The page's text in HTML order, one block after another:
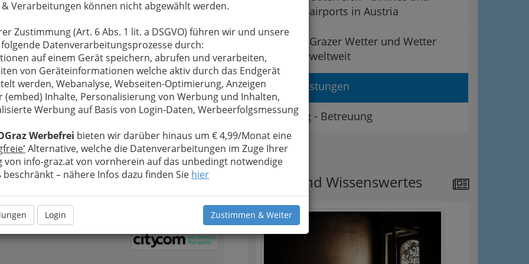
& Verarbeitungen können nicht abgewählt werden.
Zustimmung (Art. 6 Abs. 1 lit. a DSGVO) führen wir und unsere
Datenverarbeitungsprozesse durch:
auf einem Gerät speichern, abrufen und verarbeiten,
von Geräteinformationen welche aktiv durch das Endgerät
werden, Webanalyse, Webseiten-Optimierung, Anzeigen
(embed) Inhalte, Personalisierung von Werbung und Inhalten,
Werbung auf Basis von Login-Daten, Werbeerfolgsmessung
Werbefrei bieten wir darüber hinaus um € 4,99/Monat eine
Alternative, welche die Datenverarbeitungen im Zuge Ihrer
von info-graz.at von vornherein auf das unbedingt notwendige
beschränkt – nähere Infos dazu finden Sie hier
Login Zustimmen & Weiter
1
8041 Graz
in mehr als 100 Sprachen
Übersetzungen von Webseiten,
Telefondolmetschen und
Angebot.
GmbH| Telefon
Telekom - Glasfaser
airports in Austria
Grazer Wetter und Wetter
weltweit
Dienstleistungen
Beratung - Betreuung
Tipps
News und Wissenswertes